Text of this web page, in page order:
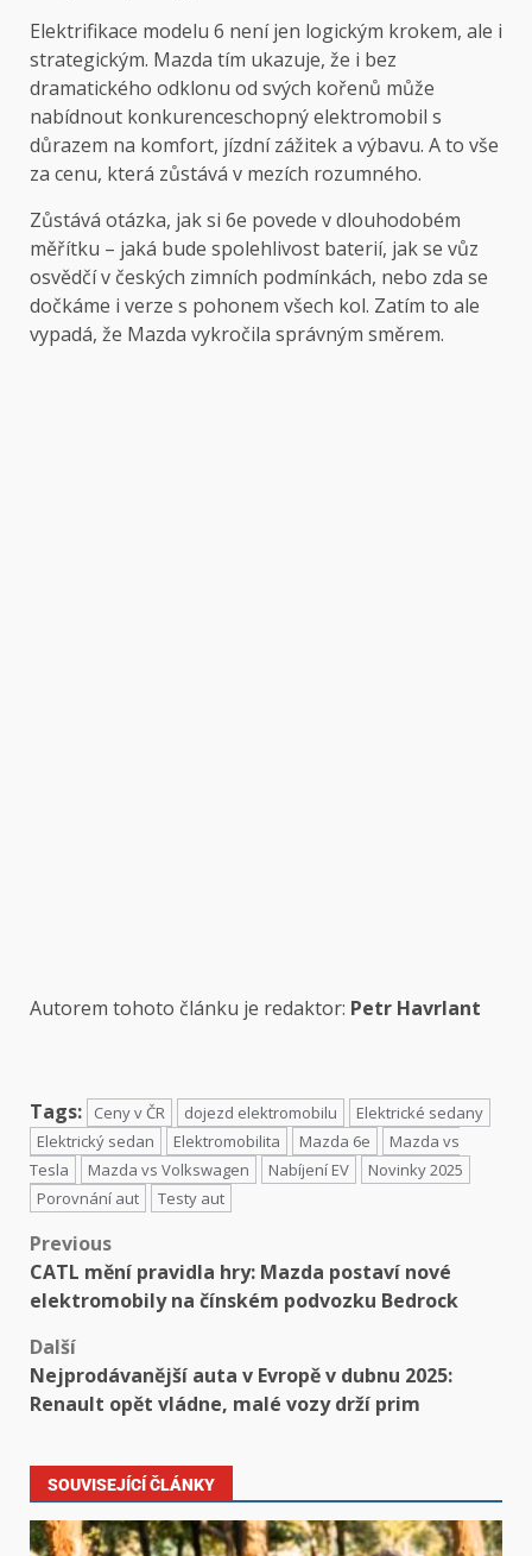
Elektrifikace modelu 6 není jen logickým krokem, ale i
strategickým. Mazda tím ukazuje, že i bez
dramatického odklonu od svých kořenů může
nabídnout konkurenceschopný elektromobil s
důrazem na komfort, jízdní zážitek a výbavu. A to vše
za cenu, která zůstává v mezích rozumného.
Zůstává otázka, jak si 6e povede v dlouhodobém
měřítku – jaká bude spolehlivost baterií, jak se vůz
osvědčí v českých zimních podmínkách, nebo zda se
dočkáme i verze s pohonem všech kol. Zatím to ale
vypadá, že Mazda vykročila správným směrem.
Autorem tohoto článku je redaktor: Petr Havrlant
Tags: Ceny v ČR dojezd elektromobilu
Elektrické sedany
Elektrický sedan
Elektromobilita Mazda 6e
Mazda vs
Tesla
Mazda vs Volkswagen Nabíjení EV
Novinky 2025
Porovnání aut
Testy aut
Previous
CATL mění pravidla hry: Mazda postaví nové
elektromobily na čínském podvozku Bedrock
Další
Nejprodávanější auta v Evropě v dubnu 2025:
Renault opět vládne, malé vozy drží prim
SOUVISEJÍCÍ ČLÁNKY